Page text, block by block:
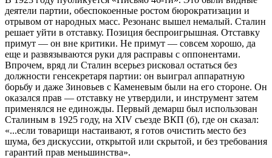
деятели партии, обеспокоенные ростом бюрократизации и
отрывом от народных масс. Резонанс вышел немалый. Сталин
решает уйти в отставку. Позиция беспроигрышная. Отставку
примут — он вне критики. Не примут — совсем хорошо, да
еще и развязываются руки для расправы с оппонентами.
Впрочем, вряд ли Сталин всерьез рисковал остаться без
должности генсекретаря партии: он выиграл аппаратную
борьбу и даже Зиновьев с Каменевым были на его стороне. Он
оказался прав — отставку не утвердили, и инструмент затем
применялся не единожды. Первый демарш был использован
Сталиным в 1925 году, на XIV съезде ВКП (б), где он сказал:
«...если товарищи настаивают, я готов очистить место без
шума, без дискуссии, открытой или скрытой, и без требования
гарантий прав меньшинства».